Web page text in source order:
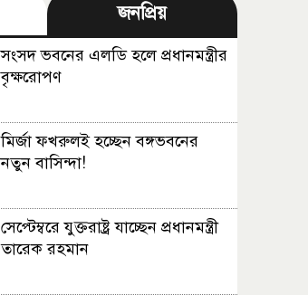
জনপ্রিয়
সংসদ ভবনের এলডি হলে প্রধানমন্ত্রীর
বৃক্ষরোপণ
মির্জা ফখরুলই হচ্ছেন বঙ্গভবনের
নতুন বাসিন্দা!
সেপ্টেম্বরে যুক্তরাষ্ট্র যাচ্ছেন প্রধানমন্ত্রী
তারেক রহমান